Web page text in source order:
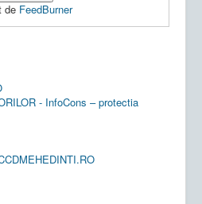
de FeedBurner
- InfoCons – protectia